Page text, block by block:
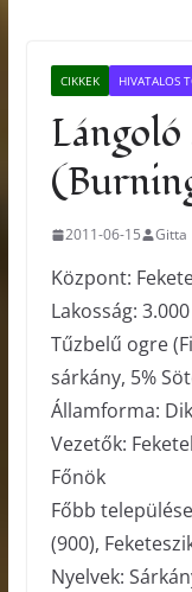
CIKKEK HIVATALOS
Lángoló
2011-06-15 Gitta
Központ:
Lakosság:
Tűzbelű ogre
sárkány, 5%
Államforma:
Vezetők:
Főnök
Főbb
(900),
Nyelvek: